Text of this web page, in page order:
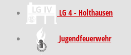
LG 4 - Holthausen
Jugendfeuerwehr